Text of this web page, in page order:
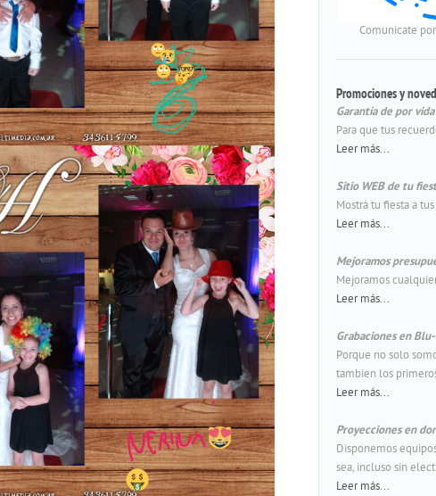
Comunicate
Promociones y
Garantía de por vida
Para que tus
Leer más...
Sitio WEB de tu
Mostrá tu fiesta a
Leer más...
Mejoramos
Mejoramos
Leer más...
Grabaciones en
Porque no solo
tambien los
Leer más...
Proyecciones en
Disponemos
sea, incluso sin
Leer más...